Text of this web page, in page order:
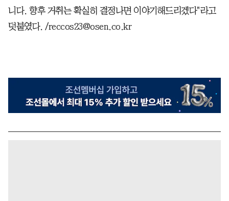
니다. 향후 거취는 확실히 결정나면 이야기해드리겠다"라고
덧붙였다. /reccos23@osen.co.kr